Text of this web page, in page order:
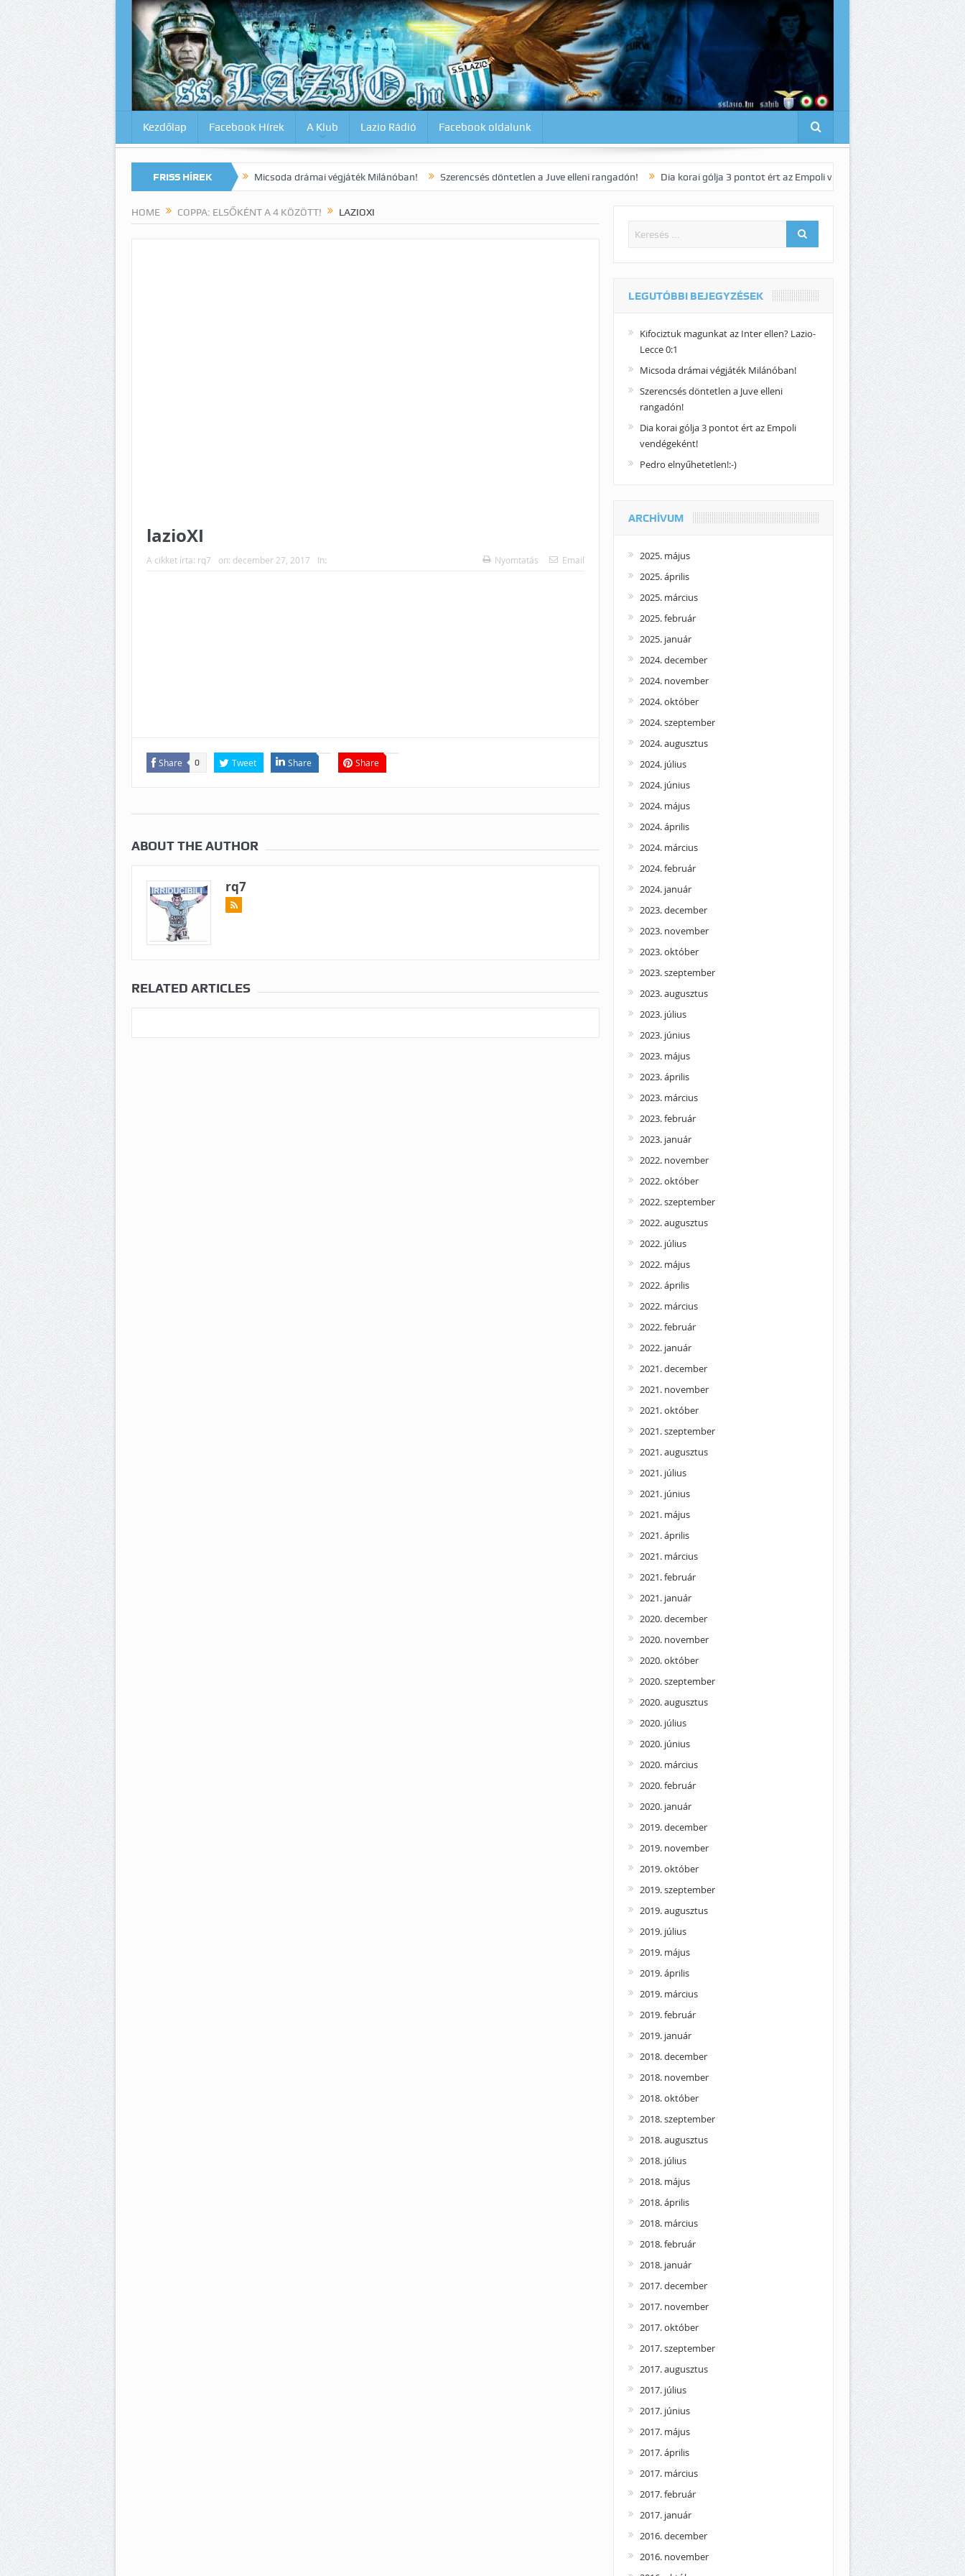
Kezdőlap Facebook Hírek A Klub Lazio Rádió Facebook oldalunk
FRISS HÍREK
az Inter ellen? Lazio-Lecce 0:1 Micsoda drámai végjáték Milánóban! Szerencsés döntetlen a Juve elleni rangadón! Dia korai gólja 3 pontot ért az Empoli vendégeként! Pedro elnyűhetetlen!:-)
HOME COPPA: ELSŐKÉNT A 4 KÖZÖTT! LAZIOXI
lazioXI
A cikket írta: rq7 on: december 27, 2017 In: Nyomtatás Email
Share 0 Tweet Share Share
ABOUT THE AUTHOR
rq7
RELATED ARTICLES
LEGUTÓBBI BEJEGYZÉSEK
Kifociztuk magunkat az Inter ellen? Lazio-
Lecce 0:1
Micsoda drámai végjáték Milánóban!
Szerencsés döntetlen a Juve elleni
rangadón!
Dia korai gólja 3 pontot ért az Empoli
vendégeként!
Pedro elnyűhetetlen!:-)
ARCHÍVUM
2025. május
2025. április
2025. március
2025. február
2025. január
2024. december
2024. november
2024. október
2024. szeptember
2024. augusztus
2024. július
2024. június
2024. május
2024. április
2024. március
2024. február
2024. január
2023. december
2023. november
2023. október
2023. szeptember
2023. augusztus
2023. július
2023. június
2023. május
2023. április
2023. március
2023. február
2023. január
2022. november
2022. október
2022. szeptember
2022. augusztus
2022. július
2022. május
2022. április
2022. március
2022. február
2022. január
2021. december
2021. november
2021. október
2021. szeptember
2021. augusztus
2021. július
2021. június
2021. május
2021. április
2021. március
2021. február
2021. január
2020. december
2020. november
2020. október
2020. szeptember
2020. augusztus
2020. július
2020. június
2020. március
2020. február
2020. január
2019. december
2019. november
2019. október
2019. szeptember
2019. augusztus
2019. július
2019. május
2019. április
2019. március
2019. február
2019. január
2018. december
2018. november
2018. október
2018. szeptember
2018. augusztus
2018. július
2018. május
2018. április
2018. március
2018. február
2018. január
2017. december
2017. november
2017. október
2017. szeptember
2017. augusztus
2017. július
2017. június
2017. május
2017. április
2017. március
2017. február
2017. január
2016. december
2016. november